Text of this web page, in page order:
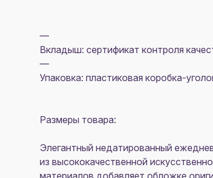
—
Вкладыш: сертификат контроля
—
Упаковка: пластиковая коробка-
Размеры товара:
Элегантный недатированный
из высококачественной
материалов добавляет обложке